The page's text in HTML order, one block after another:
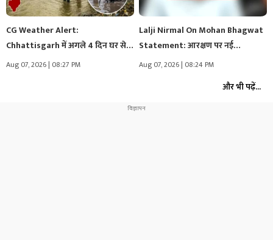
CG Weather Alert:
Chhattisgarh में अगले 4 दिन घर से…
Aug 07, 2026 | 08:27 PM
Lalji Nirmal On Mohan Bhagwat
Statement: आरक्षण पर नई
सियासत!…मोहन…
Aug 07, 2026 | 08:24 PM
और भी पढ़ें...